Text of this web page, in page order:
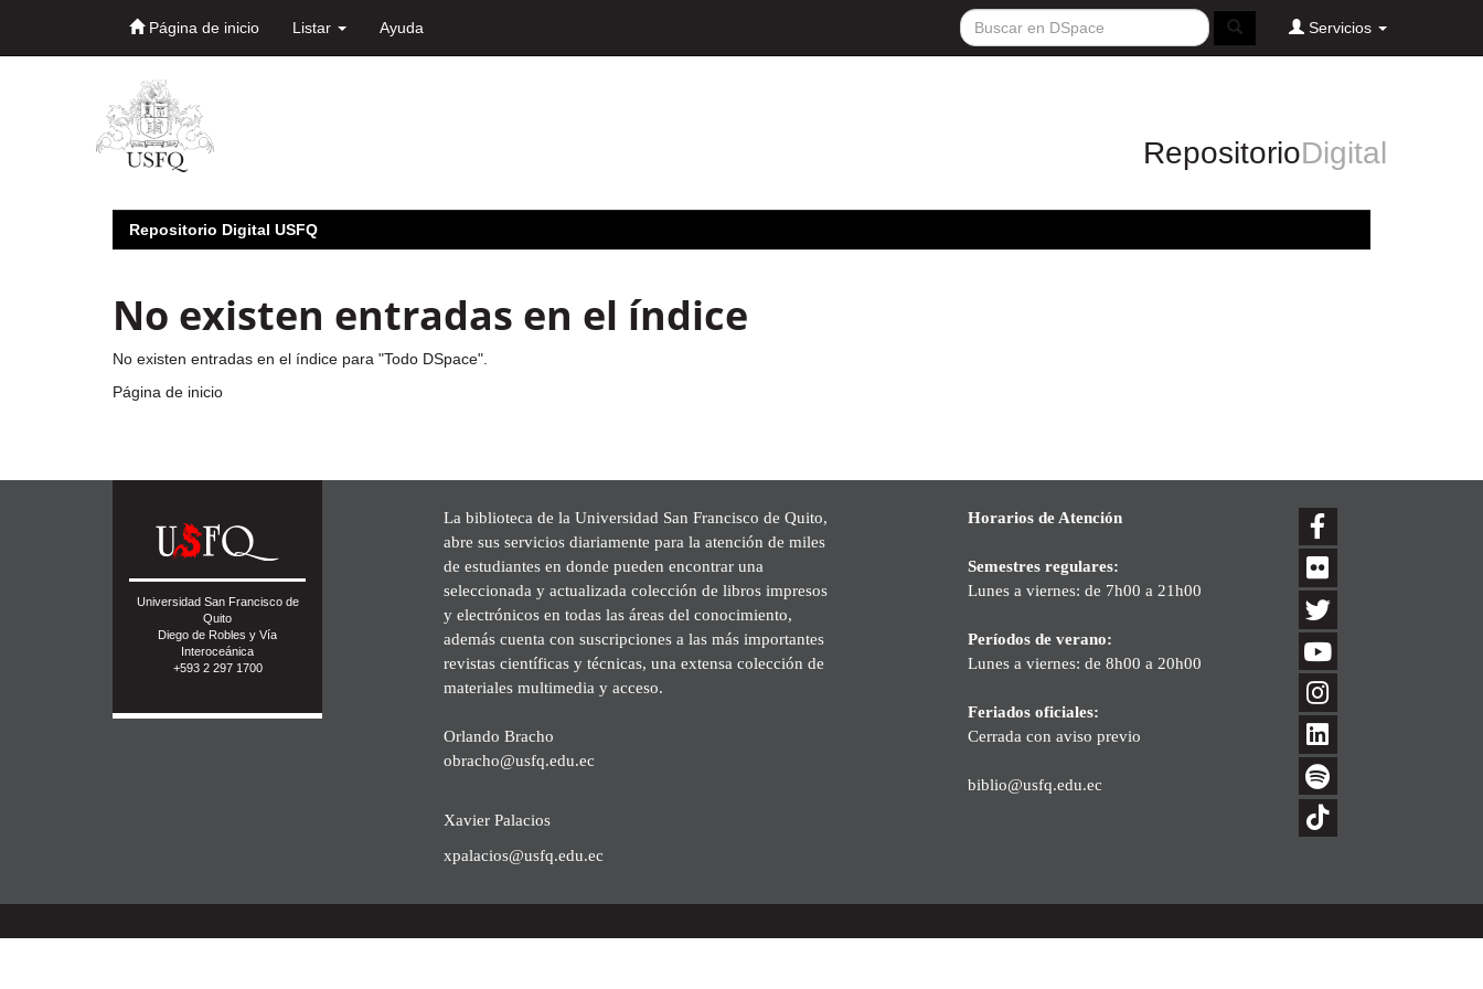
Página de inicio Listar Ayuda Servicios
RepositorioDigital
Repositorio Digital USFQ
No existen entradas en el índice
No existen entradas en el índice para "Todo DSpace".
Página de inicio
Universidad San Francisco de
Quito
Diego de Robles y Vía
Interoceánica
+593 2 297 1700
La biblioteca de la Universidad San Francisco de Quito,
abre sus servicios diariamente para la atención de miles
de estudiantes en donde pueden encontrar una
seleccionada y actualizada colección de libros impresos
y electrónicos en todas las áreas del conocimiento,
además cuenta con suscripciones a las más importantes
revistas científicas y técnicas, una extensa colección de
materiales multimedia y acceso.
Orlando Bracho
obracho@usfq.edu.ec
Xavier Palacios
xpalacios@usfq.edu.ec
Horarios de Atención
Semestres regulares:
Lunes a viernes: de 7h00 a 21h00
Períodos de verano:
Lunes a viernes: de 8h00 a 20h00
Feriados oficiales:
Cerrada con aviso previo
biblio@usfq.edu.ec